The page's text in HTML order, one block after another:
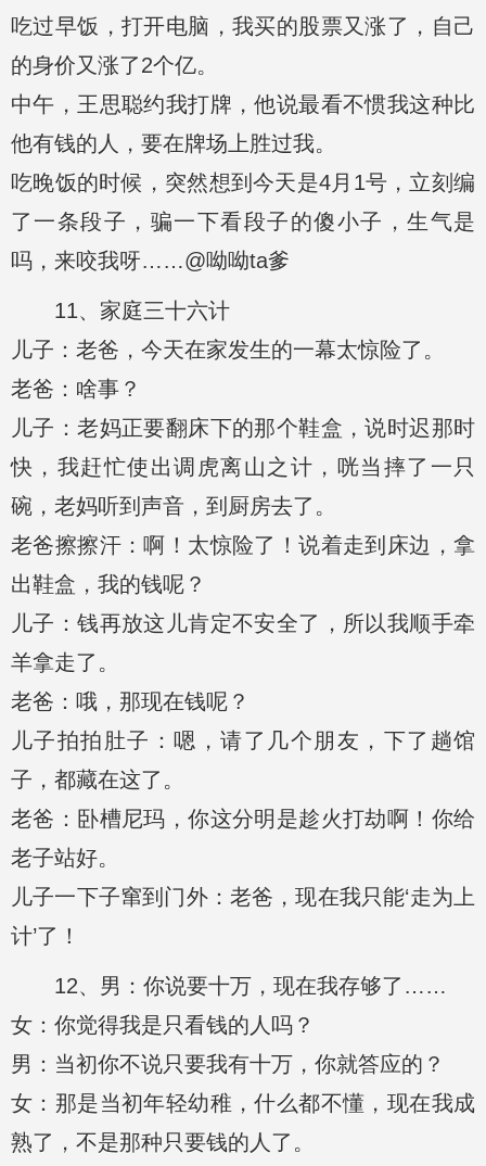
吃过早饭，打开电脑，我买的股票又涨了，自己
的身价又涨了2个亿。
中午，王思聪约我打牌，他说最看不惯我这种比
他有钱的人，要在牌场上胜过我。
吃晚饭的时候，突然想到今天是4月1号，立刻编
了一条段子，骗一下看段子的傻小子，生气是
吗，来咬我呀……@呦呦ta爹
11、家庭三十六计
儿子：老爸，今天在家发生的一幕太惊险了。
老爸：啥事？
儿子：老妈正要翻床下的那个鞋盒，说时迟那时
快，我赶忙使出调虎离山之计，咣当摔了一只
碗，老妈听到声音，到厨房去了。
老爸擦擦汗：啊！太惊险了！说着走到床边，拿
出鞋盒，我的钱呢？
儿子：钱再放这儿肯定不安全了，所以我顺手牵
羊拿走了。
老爸：哦，那现在钱呢？
儿子拍拍肚子：嗯，请了几个朋友，下了趟馆
子，都藏在这了。
老爸：卧槽尼玛，你这分明是趁火打劫啊！你给
老子站好。
儿子一下子窜到门外：老爸，现在我只能‘走为上
计’了！
12、男：你说要十万，现在我存够了……
女：你觉得我是只看钱的人吗？
男：当初你不说只要我有十万，你就答应的？
女：那是当初年轻幼稚，什么都不懂，现在我成
熟了，不是那种只要钱的人了。